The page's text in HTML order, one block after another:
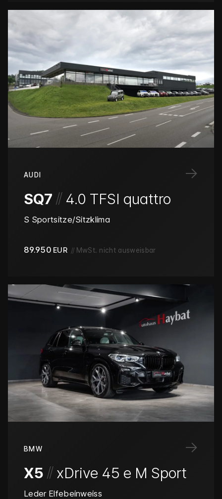
→
AUDI
SQ7 // 4.0 TFSI quattro
S Sportsitze/Sitzklima
89.950 EUR // MwSt. nicht ausweisbar
→
BMW
X5 // xDrive 45 e M Sport
Leder Elfebeinweiss